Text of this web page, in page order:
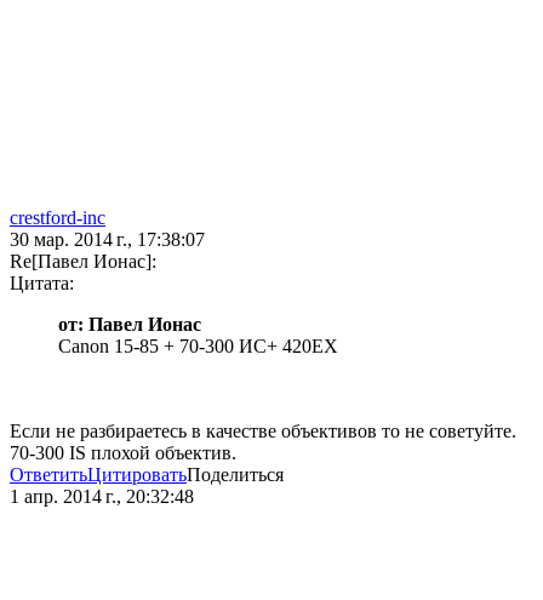
crestford-inc
30 мар. 2014 г., 17:38:07
Re[Павел Ионас]:
Цитата:
от: Павел Ионас
Canon 15-85 + 70-300 ИС+ 420ЕХ
Если не разбираетесь в качестве объективов то не советуйте.
70-300 IS плохой объектив.
ОтветитьЦитироватьПоделиться
1 апр. 2014 г., 20:32:48